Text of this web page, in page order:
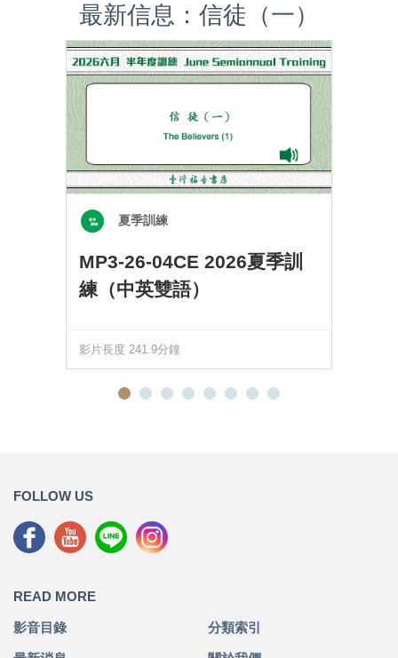
最新信息：信徒（一）
夏季訓練
MP3-26-04CE 2026夏季訓
練（中英雙語）
影片長度 241.9分鐘
FOLLOW US
READ MORE
影音目錄 分類索引